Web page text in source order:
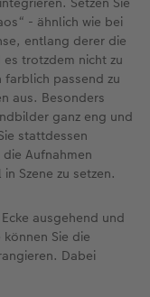
- ähnlich wie bei
entlang derer die
trotzdem nicht zu
farblich passend zu
aus. Besonders
ganz eng und
stattdessen
Aufnahmen
Szene zu setzen.
ausgehend und
Sie die
Dabei